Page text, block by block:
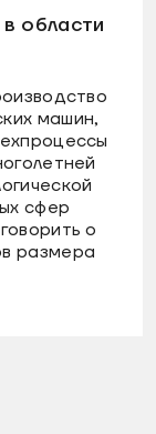
области
машин,
сфер
о
размера